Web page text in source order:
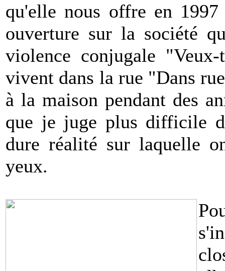
qu'elle nous offre en
ouverture sur la société
violence conjugale
vivent dans la rue "Dans
à la maison pendant des
que je juge plus difficile
dure réalité sur laquelle
yeux.